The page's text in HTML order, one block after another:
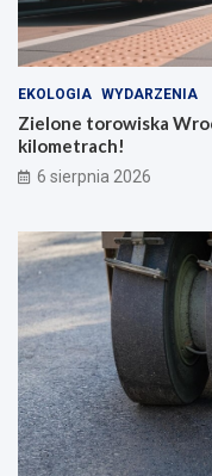
b
o
h
t
e
r
ó
o
d
z
e
n
n
o
ś
c
i
EKOLOGIA WYDARZENIA
Zielone torowiska
kilometrach!
6 sierpnia 2026